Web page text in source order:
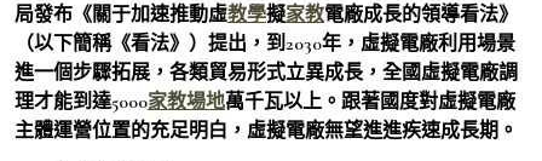
局發布《關于加速推動虛教學擬家教電廠成長的領導看法》
（以下簡稱《看法》）提出，到2030年，虛擬電廠利用場景
進一個步驟拓展，各類貿易形式立異成長，全國虛擬電廠調
理才能到達5000家教場地萬千瓦以上。跟著國度對虛擬電廠
主體運營位置的充足明白，虛擬電廠無望進進疾速成長期。